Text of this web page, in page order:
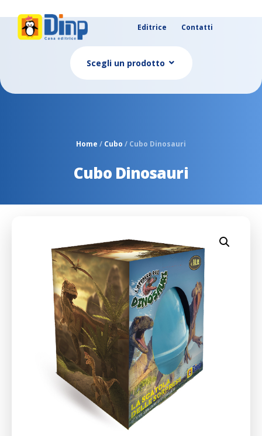
Editrice Contatti
Scegli un prodotto
Home / Cubo / Cubo Dinosauri
Cubo Dinosauri